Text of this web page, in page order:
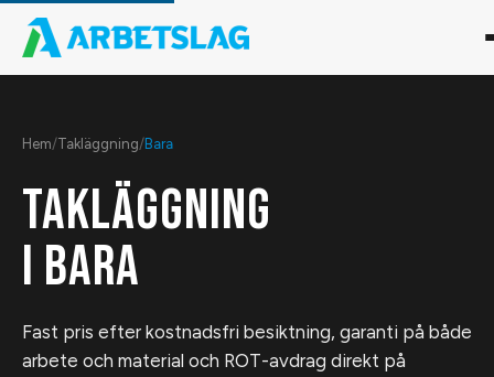
Hem/Takläggning/Bara
TAKLÄGGNING
I BARA
Fast pris efter kostnadsfri besiktning, garanti på både
arbete och material och ROT-avdrag direkt på